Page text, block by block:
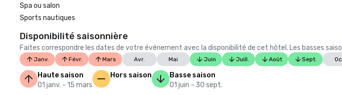
Spa ou salon
Sports nautiques
Disponibilité saisonnière
Faites correspondre les dates de votre événement avec la disponibilité de cet hôtel. Les basses
Janv. Févr. Mars Avr. Mai Juin Juill. Août Sept.
Haute saison
01 janv. - 15 mars
Hors saison
Basse saison
01 juin - 30 sept.